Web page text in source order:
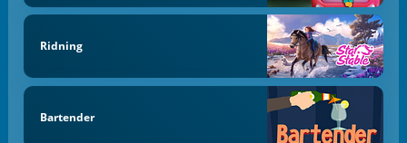
Ridning
Bartender